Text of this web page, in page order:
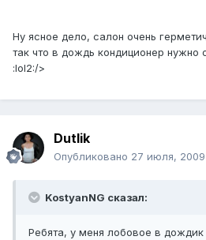
Ну ясное дело, салон очень
так что в дождь кондиционер нужно
:lol2:/>
Dutlik
Опубликовано 27 июля, 2009
KostyanNG сказал:
Ребята, у меня лобовое в дождик